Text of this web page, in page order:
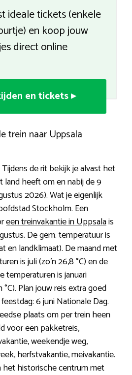
ideale tickets (enkele
en koop jouw
direct online
en tickets ▸
trein naar Uppsala
de rit bekijk je alvast het
land heeft om en nabij de 9
2026). Wat je eigenlijk
Stockholm. Een
een treinvakantie in Uppsalais
De gem. temperatuur is
en landklimaat). De maand met
is juli (zo’n 26,8 °C) en de
temperaturen is januari
°C). Plan jouw reis extra goed
6 juni Nationale Dag.
plaats om per trein heen
voor een pakketreis,
weekendje weg,
herfstvakantie, meivakantie.
het historische centrum met